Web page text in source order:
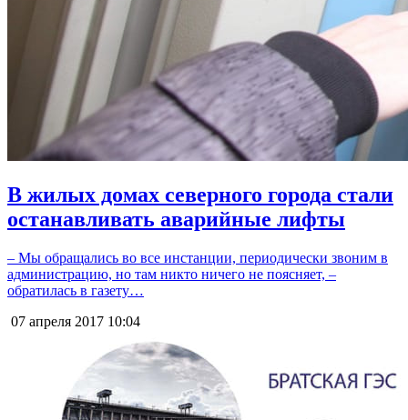
В жилых домах северного города стали
останавливать аварийные лифты
– Мы обращались во все инстанции, периодически звоним в
администрацию, но там никто ничего не поясняет, –
обратилась в газету…
07 апреля 2017 10:04